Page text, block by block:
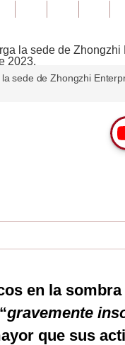
sede de Zhongzhi
en la
gravemente
que sus